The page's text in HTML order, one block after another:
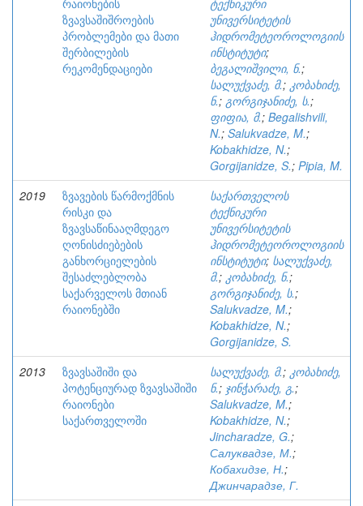
რაიონების
ზვავსაშიშროების
პრობლემები და მათი
შერბილების
რეკომენდაციები
ტექნიკური
უნივერსიტეტის
ჰიდრომეტეოროლოგიის
ინსტიტუტი;
ბეგალიშვილი, ნ.;
სალუქვაძე, მ.; კობახიძე,
ნ.; გორგიჯანიძე, ს.;
ფიფია, მ.; Begalishvili,
N.; Salukvadze, M.;
Kobakhidze, N.;
Gorgijanidze, S.; Pipia, M.
2019
ზვავების წარმოქმნის
რისკი და
ზვავსაწინააღმდეგო
ღონისძიებების
განხორციელების
შესაძლებლობა
საქარველოს მთიან
რაიონებში
საქართველოს
ტექნიკური
უნივერსიტეტის
ჰიდრომეტეოროლოგიის
ინსტიტუტი; სალუქვაძე,
მ.; კობახიძე, ნ.;
გორგიჯანიძე, ს.;
Salukvadze, M.;
Kobakhidze, N.;
Gorgijanidze, S.
2013
ზვავსაშიში და
პოტენციურად ზვავსაშიში
რაიონები
საქართველოში
სალუქვაძე, მ.; კობახიძე,
ნ.; ჯინჭარაძე, გ.;
Salukvadze, M.;
Kobakhidze, N.;
Jincharadze, G.;
Салуквадзе, М.;
Кобахидзе, Н.;
Джинчарадзе, Г.